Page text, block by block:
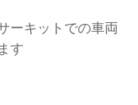
ーキットでの車両
す